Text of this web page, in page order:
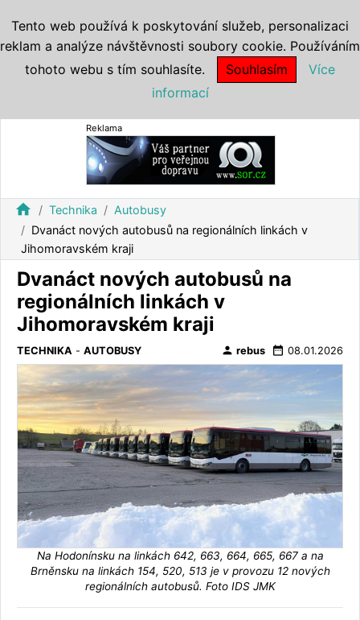
Reklama
home Technika
Autobusy
Dvanáct nových autobusů na regionálních linkách v
Jihomoravském kraji
Dvanáct nových autobusů na
regionálních linkách v
Jihomoravském kraji
TECHNIKA - AUTOBUSY person rebus date_range 08.01.2026
Na Hodonínsku na linkách 642, 663, 664, 665, 667 a na
Brněnsku na linkách 154, 520, 513 je v provozu 12 nových
regionálních autobusů. Foto IDS JMK
Tento web používá k poskytování služeb, personalizaci
reklam a analýze návštěvnosti soubory cookie. Používáním
tohoto webu s tím souhlasíte.
Souhlasím
Více
informací